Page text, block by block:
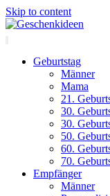
Skip to content
Geburtstag
Männer
Mama
21.
30.
30.
50.
60.
70.
Empfänger
Männer